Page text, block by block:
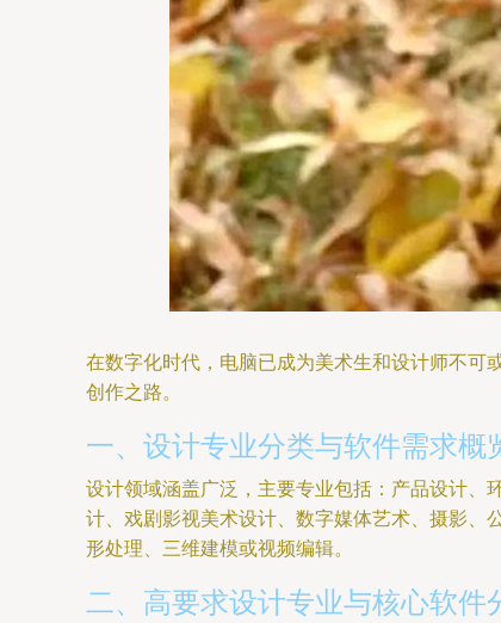
在数字化时代，电脑已成为美术生和设计师不可
创作之路。
一、设计专业分类与软件需求概
设计领域涵盖广泛，主要专业包括：产品设计、
计、戏剧影视美术设计、数字媒体艺术、摄影、
形处理、三维建模或视频编辑。
二、高要求设计专业与核心软件